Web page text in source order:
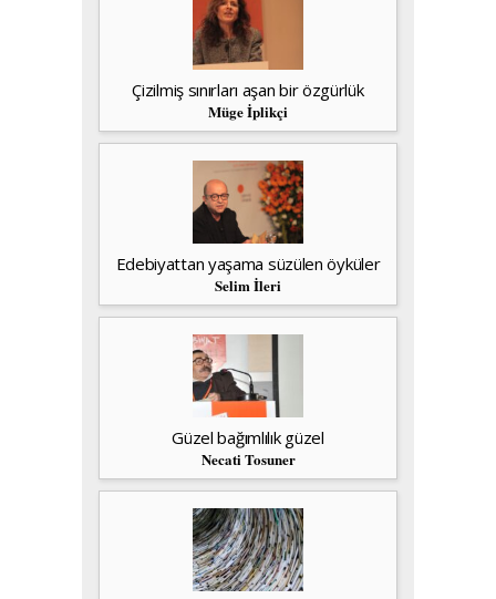
Çizilmiş sınırları aşan bir özgürlük
Müge İplikçi
Edebiyattan yaşama süzülen öyküler
Selim İleri
Güzel bağımlılık güzel
Necati Tosuner